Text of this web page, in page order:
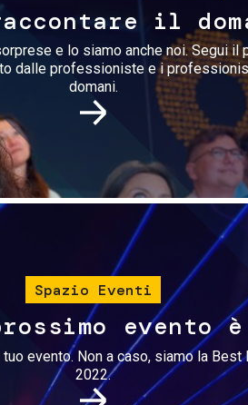
il
e lo siamo anche noi. Segui il
dalle professioniste e i
domani.
Immagine
Spazio Eventi
evento
evento. Non a caso, siamo la Best
2022.